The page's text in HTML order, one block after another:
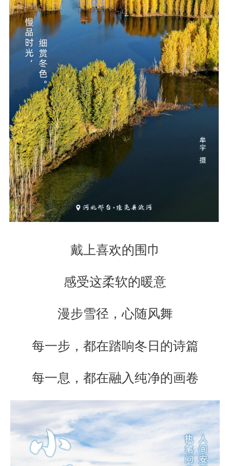
戴上喜欢的围巾
感受这柔软的暖意
漫步雪径，心随风舞
每一步，都在踏响冬日的诗篇
每一息，都在融入纯净的画卷